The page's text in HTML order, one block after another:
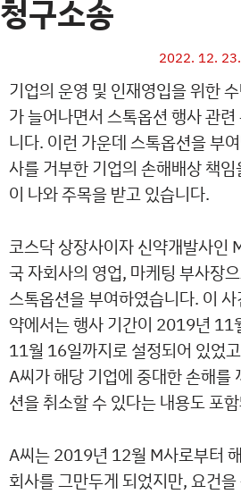
청구소송
2022. 12. 23.
기업의 운영 및 인재영입을 위한
가 늘어나면서 스톡옵션 행사 관
니다. 이런 가운데 스톡옵션을 부
사를 거부한 기업의 손해배상 책
이 나와 주목을 받고 있습니다.
코스닥 상장사이자 신약개발사인
국 자회사의 영업, 마케팅 부사장
스톡옵션을 부여하였습니다. 이
약에서는 행사 기간이 2019년
11월 16일까지로 설정되어 있었
A씨가 해당 기업에 중대한 손해를
션을 취소할 수 있다는 내용도 포
A씨는 2019년 12월 M사로부터
회사를 그만두게 되었지만, 요건